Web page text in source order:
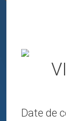
Date de